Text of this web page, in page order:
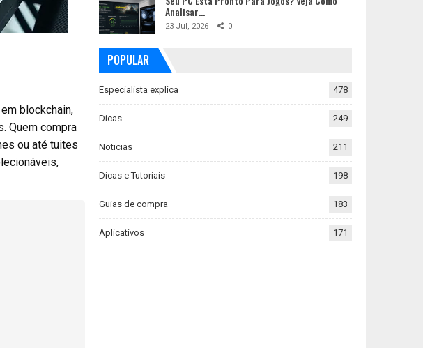
blockchain,
Quem compra
ou até tuites
Analisar…
23 Jul, 2026 0
POPULAR
Especialista explica 478
Dicas 249
Noticias 211
Dicas e Tutoriais 198
Guias de compra 183
Aplicativos 171